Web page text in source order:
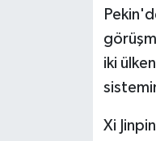
iki
Xi
Teknoloji